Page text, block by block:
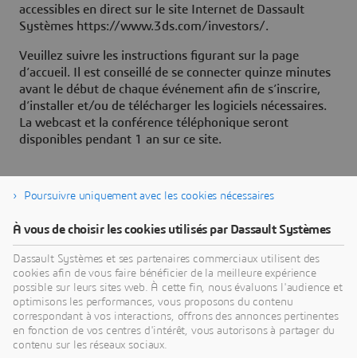
accessibles en direct sur le site Internet de Dassault
Systèmes https://www.3ds.com/investors/.
Veuillez suivre les instructions figurant sur la page
d’accueil. Il est conseillé de se connecter quinze minutes
avant le début de chaque événement afin de s’inscrire,
d’installer et/ou de télécharger les logiciels nécessaires.
La webcast et la conférence téléphonique seront
disponibles pendant 1 an sur ce site.
À propos de Dassault Systèmes
Dassault Systèmes est un accélérateur de progrès
humain. Depuis 1981, l'entreprise est pionnière
dans la création de mondes virtuels pour améliorer
la vie réelle des consommateurs, des patients et
des citoyens. Grâce à la plateforme
3DEXPERIENCE, ses jumeaux virtuels augmentés
Poursuivre uniquement avec les cookies nécessaires
À vous de choisir les cookies utilisés par Dassault Systèmes
Dassault Systèmes et ses partenaires commerciaux utilisent des
cookies afin de vous faire bénéficier de la meilleure expérience
possible sur leurs sites web. À cette fin, nous évaluons l'audience et
optimisons les performances, vous proposons du contenu
correspondant à vos interactions, offrons des annonces pertinentes
en fonction de vos centres d'intérêt, vous autorisons à partager du
contenu sur les réseaux sociaux.